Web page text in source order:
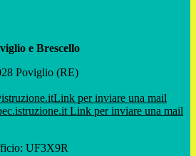
e Brescello
Poviglio (RE)
Link per inviare una mail
Link per inviare una mail
UF3X9R